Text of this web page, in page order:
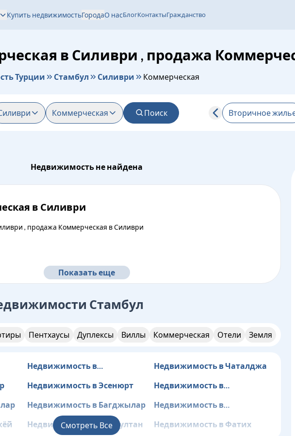
Купить недвижимостьГородаО насБлогКонтактыГражданство
в Силиври , продажа
Турции Стамбул Силиври Коммерческая
Коммерческая Поиск Вторичное
Недвижимость не найдена
в Силиври
, продажа Коммерческая в Силиври
Показать еще
Стамбул
Пентхаусы Дуплексы Виллы Коммерческая Отели Земля
Недвижимость в
Недвижимость в Чаталджа
Недвижимость в Эсенюрт
Недвижимость в
Недвижимость в Багджылар
Недвижимость в
Недвижимость в Эюпсултан Недвижимость в Фатих
Смотреть Все